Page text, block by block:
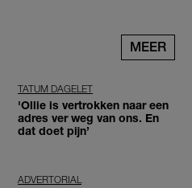
MEER
TATUM DAGELET
'Ollie is vertrokken naar een
adres ver weg van ons. En
dat doet pijn’
ADVERTORIAL